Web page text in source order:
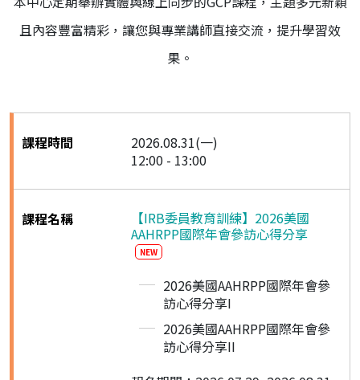
且內容豐富精彩，讓您與專業講師直接交流，提升學習效
果。
2026.08.31(一)
12:00 - 13:00
【IRB委員教育訓練】2026美國
AAHRPP國際年會參訪心得分享
NEW
2026美國AAHRPP國際年會參
訪心得分享I
2026美國AAHRPP國際年會參
訪心得分享II